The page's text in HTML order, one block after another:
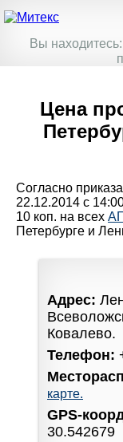
Вы находитесь:
Цена
Согласно
22.12.2014 с
10 коп. на всех
Петербурге и
Адрес:
Ковалево.
Телефон:
карте.
GPS-
30.542679